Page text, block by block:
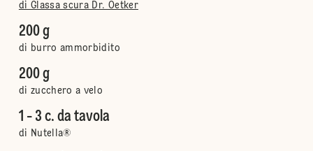
di Glassa scura Dr. Oetker
200 g
di burro ammorbidito
200 g
di zucchero a velo
1 - 3 c. da tavola
di Nutella®